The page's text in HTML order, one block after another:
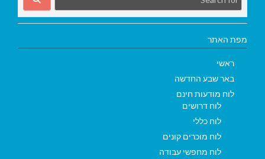
מפת האתר
ראשי
באר שבע החדשה
לוח מודעות חינם
לוח דרושים
לוח כללי
לוח מוכרים קונים
לוח מחפשי עבודה